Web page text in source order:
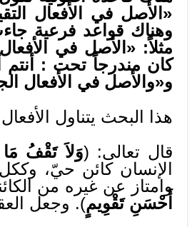
«الأصل في الأفعال
وهناك قواعد فرعية
مثلاً: «الأصل في
كان مندرجاً تحت : أنتم
و«والأصل في الأفعال
هذا البحث يتناول
قال تعالى: (وَلاَ تَقْفُ
الإنسان كائن حيّ،
وامتاز عن غيره من
أَحْسَنِ تَقْوِيمٍ). وجعل